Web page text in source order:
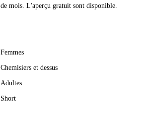
de mois. L'aperçu gratuit sont disponible.
Femmes
Chemisiers et dessus
Adultes
Short